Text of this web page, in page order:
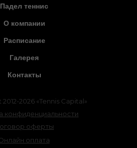
конфиденциальности
2026 «Tennis Capital»
оферты
Галерея
Расписание
Падел теннис
Контакты
О компании
оплата